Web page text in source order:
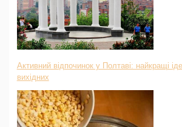
Активний відпочинок у Полтаві: найкращі
вихідних